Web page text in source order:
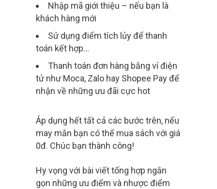
Nhập mã giới thiệu – nếu bạn là
khách hàng mới
Sử dụng điểm tích lủy để thanh
toán kết hợp…
Thanh toán đơn hàng bằng ví điện
tử như Moca, Zalo hay Shopee Pay để
nhận về những ưu đãi cực hot
Áp dụng hết tất cả các bước trên, nếu
may mắn bạn có thể mua sách với giá
0đ. Chúc bạn thành công!
Hy vọng với bài viết tổng hợp ngắn
gọn những ưu điểm và nhược điểm